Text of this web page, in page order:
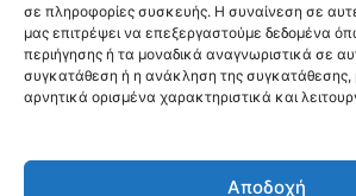
σε πληροφορίες συσκευής. Η συναίνεση σε
μας επιτρέψει να επεξεργαστούμε δεδομένα
περιήγησης ή τα μοναδικά αναγνωριστικά σε
συγκατάθεση ή η ανάκληση της συγκατάθεσης,
αρνητικά ορισμένα χαρακτηριστικά και
Αποδοχή